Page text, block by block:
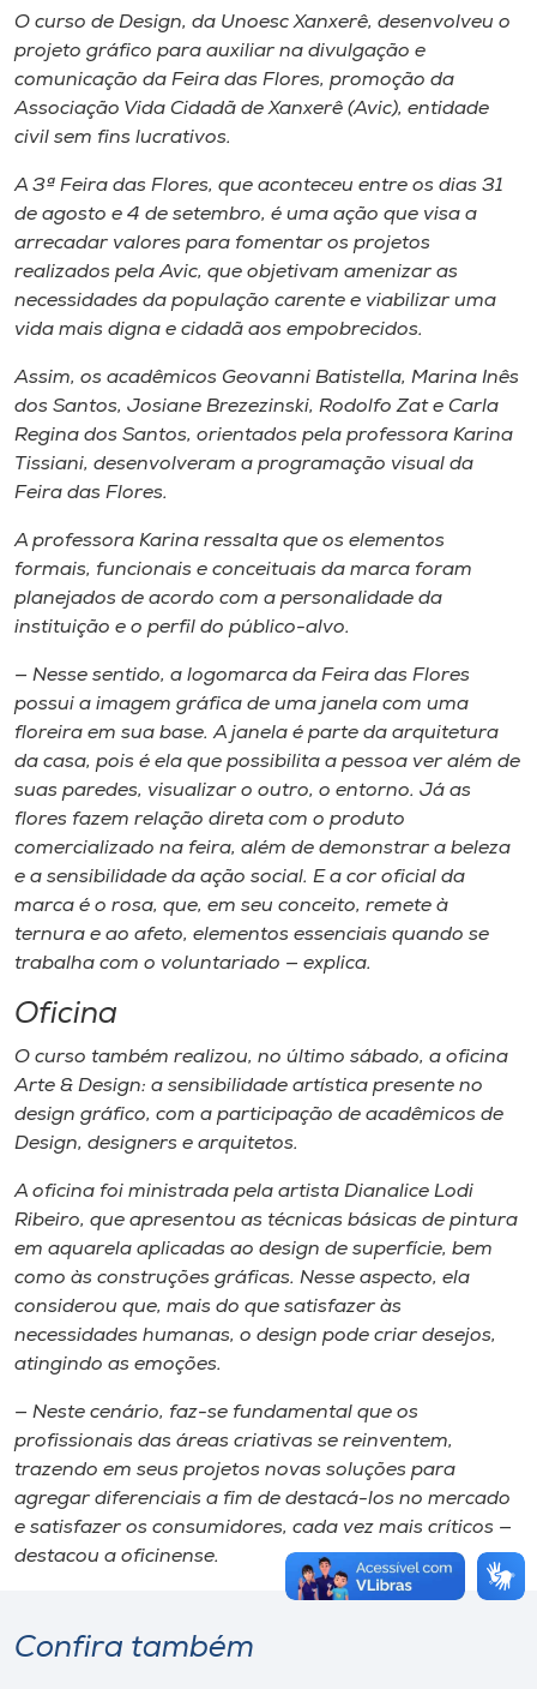
Rádio
Museu
Store
Selecione
o idioma
A+
A-
O curso de Design, da Unoesc Xanxerê, desenvolveu o
projeto gráfico para auxiliar na divulgação e
comunicação da Feira das Flores, promoção da
Associação Vida Cidadã de Xanxerê (Avic), entidade
civil sem fins lucrativos.
A 3ª Feira das Flores, que aconteceu entre os dias 31
de agosto e 4 de setembro, é uma ação que visa a
arrecadar valores para fomentar os projetos
realizados pela Avic, que objetivam amenizar as
necessidades da população carente e viabilizar uma
vida mais digna e cidadã aos empobrecidos.
Assim, os acadêmicos Geovanni Batistella, Marina Inês
dos Santos, Josiane Brezezinski, Rodolfo Zat e Carla
Regina dos Santos, orientados pela professora Karina
Tissiani, desenvolveram a programação visual da
Feira das Flores.
A professora Karina ressalta que os elementos
formais, funcionais e conceituais da marca foram
planejados de acordo com a personalidade da
instituição e o perfil do público-alvo.
— Nesse sentido, a logomarca da Feira das Flores
possui a imagem gráfica de uma janela com uma
floreira em sua base. A janela é parte da arquitetura
da casa, pois é ela que possibilita a pessoa ver além de
suas paredes, visualizar o outro, o entorno. Já as
flores fazem relação direta com o produto
comercializado na feira, além de demonstrar a beleza
e a sensibilidade da ação social. E a cor oficial da
marca é o rosa, que, em seu conceito, remete à
ternura e ao afeto, elementos essenciais quando se
trabalha com o voluntariado — explica.
Oficina
O curso também realizou, no último sábado, a oficina
Arte & Design: a sensibilidade artística presente no
design gráfico, com a participação de acadêmicos de
Design, designers e arquitetos.
A oficina foi ministrada pela artista Dianalice Lodi
Ribeiro, que apresentou as técnicas básicas de pintura
em aquarela aplicadas ao design de superfície, bem
como às construções gráficas. Nesse aspecto, ela
considerou que, mais do que satisfazer às
necessidades humanas, o design pode criar desejos,
atingindo as emoções.
— Neste cenário, faz-se fundamental que os
profissionais das áreas criativas se reinventem,
trazendo em seus projetos novas soluções para
agregar diferenciais a fim de destacá-los no mercado
e satisfazer os consumidores, cada vez mais críticos —
destacou a oficinense.
Confira também